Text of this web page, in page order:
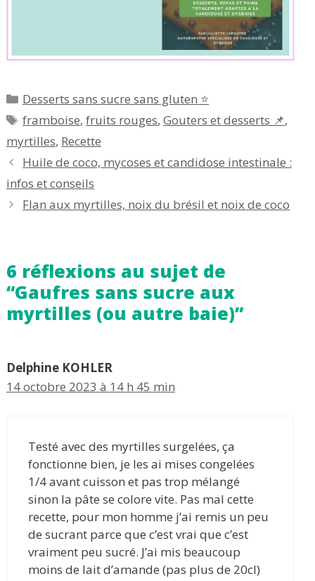
Catégories
Desserts sans sucre sans gluten ⭐
Étiquettes
framboise,fruits rouges,Gouters et desserts 📌,
myrtilles, Recette
Huile de coco, mycoses et candidose intestinale :
infos et conseils
Flan aux myrtilles, noix du brésil et noix de coco
6 réflexions au sujet de
“Gaufres sans sucre aux
myrtilles (ou autre baie)”
Delphine KOHLER
14 octobre 2023 à 14 h 45 min
Testé avec des myrtilles surgelées, ça
fonctionne bien, je les ai mises congelées
1/4 avant cuisson et pas trop mélangé
sinon la pâte se colore vite. Pas mal cette
recette, pour mon homme j’ai remis un peu
de sucrant parce que c’est vrai que c’est
vraiment peu sucré. J’ai mis beaucoup
moins de lait d’amande (pas plus de 20cl)